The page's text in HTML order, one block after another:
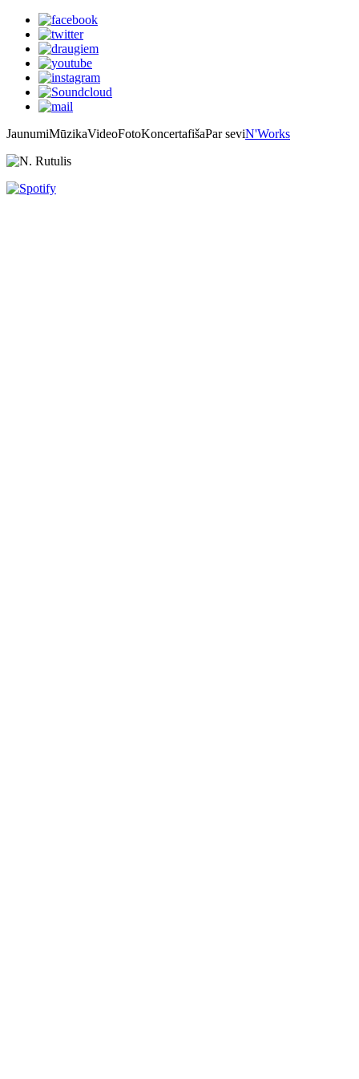
JaunumiMūzikaVideoFotoKoncertafišaPar seviN'Works